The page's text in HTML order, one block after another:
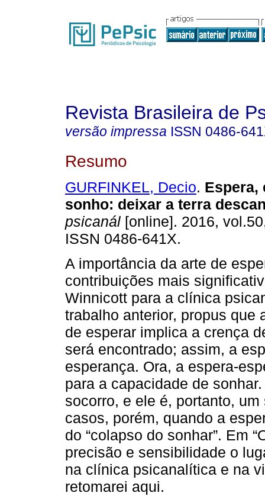
Revista Brasileira de
versão impressa ISSN 0486-
Resumo
GURFINKEL, Decio. Espera,
sonho: deixar a terra
psicanál [online]. 2016,
ISSN 0486-641X.
A importância da arte de
contribuições mais
Winnicott para a clínica
trabalho anterior, propus que
de esperar implica a crença
será encontrado; assim, a
esperança. Ora, a espera-
para a capacidade de
socorro, e ele é, portanto,
casos, porém, quando a
do “colapso do sonhar”. Em
precisão e sensibilidade o
na clínica psicanalítica e na
retomarei aqui.